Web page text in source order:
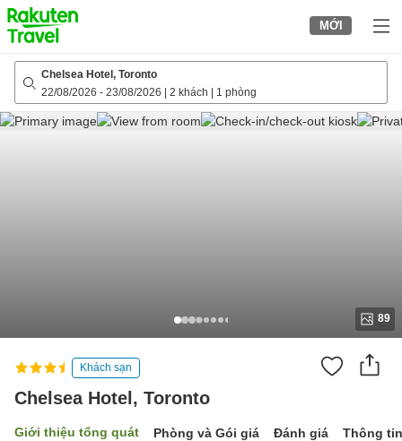
to
top
page
MỚI
Chelsea Hotel, Toronto
22/08/2026 - 23/08/2026 2 khách 1 phòng
89
Khách sạn
Chelsea Hotel, Toronto
Giới thiệu tổng quát Phòng và Gói giá Đánh giá Thông